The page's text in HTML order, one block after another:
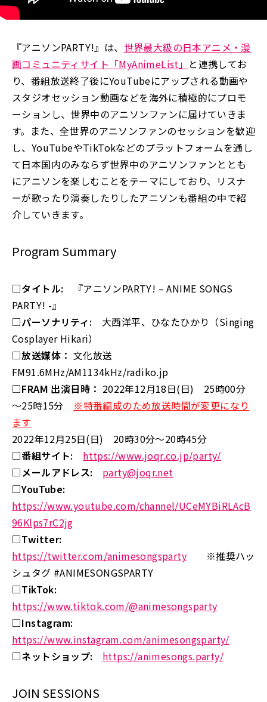
『アニソンPARTY!』は、 世界最大級の日本アニメ・漫
画コミュニティサイト「MyAnimeList」 と連携してお
り、番組放送終了後にYouTubeにアップされる動画や
スタジオセッション動画などを海外に積極的にプロモ
ーションし、世界中のアニソンファンに届けていきま
す。また、全世界のアニソンファンのセッションを歓迎
し、YouTubeやTikTokなどのプラットフォームを通し
て日本国内のみならず世界中のアニソンファンととも
にアニソンを楽しむことをテーマにしており、リスナ
ーが歌ったり演奏したりしたアニソンも番組の中で紹
介していきます。
Program Summary
□タイトル:
『アニソンPARTY! – ANIME SONGS
PARTY! -』
□パーソナリティ: 大西洋平、ひなたひかり（Singing
Cosplayer Hikari）
□放送媒体： 文化放送
FM91.6MHz/AM1134kHz/radiko.jp
□FRAM 出演日時： 2022年12月18日(日) 25時00分
～25時15分 ※特番編成のため放送時間が変更になり
ます
2022年12月25日(日) 20時30分～20時45分
□番組サイト:
https://www.joqr.co.jp/party/
□メールアドレス:
party@joqr.net
□YouTube:
https://www.youtube.com/channel/UCeMYBiRLAcB
96Klps7rC2jg
□Twitter:
https://twitter.com/animesongsparty ※推奨ハッ
シュタグ #ANIMESONGSPARTY
□TikTok:
https://www.tiktok.com/@animesongsparty
□Instagram:
https://www.instagram.com/animesongsparty/
□ネットショップ:
https://animesongs.party/
JOIN SESSIONS